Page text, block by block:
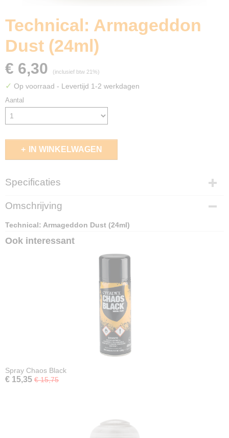
Technical: Armageddon
Dust (24ml)
€ 6,30 (inclusief btw 21%)
✓ Op voorraad - Levertijd 1-2 werkdagen
Aantal
IN WINKELWAGEN
Specificaties
EAN code
5011921193004
Omschrijving
Technical: Armageddon Dust (24ml)
Ook interessant
Spray Chaos Black
€ 15,35 € 15,75